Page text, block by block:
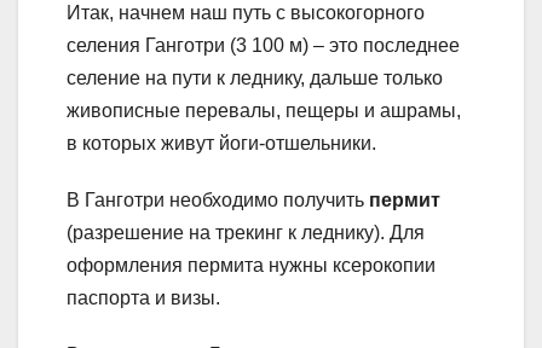
Итак, начнем наш путь с высокогорного
селения Ганготри (3 100 м) – это последнее
селение на пути к леднику, дальше только
живописные перевалы, пещеры и ашрамы,
в которых живут йоги-отшельники.
В Ганготри необходимо получить пермит
(разрешение на трекинг к леднику). Для
оформления пермита нужны ксерокопии
паспорта и визы.